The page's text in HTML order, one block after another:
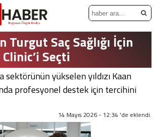
Turgut Saç Sağlığı İçin
Seçti
sektörünün yükselen yıldızı Kaan
profesyonel destek için tercihini
14 Mayıs 2026 - 12:34 'de eklendi.